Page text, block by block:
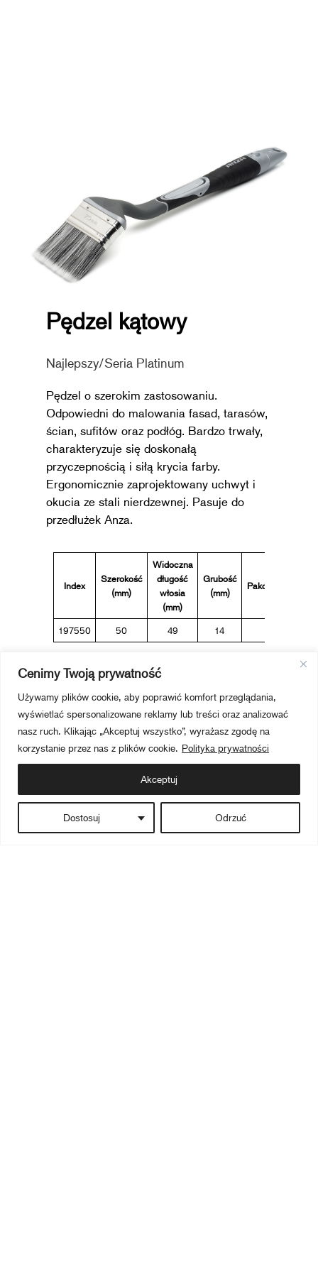
Cenimy Twoją prywatność
Używamy plików cookie, aby poprawić komfort przeglądania,
wyświetlać spersonalizowane reklamy lub treści oraz analizować
nasz ruch. Klikając „Akceptuj wszystko”, wyrażasz zgodę na
korzystanie przez nas z plików cookie. Polityka prywatności
Dostosuj Odrzuć
Akceptuj
Pędzel kątowy
Najlepszy/Seria Platinum
Pędzel o szerokim zastosowaniu.
Odpowiedni do malowania fasad, tarasów,
ścian, sufitów oraz podłóg. Bardzo trwały,
charakteryzuje się doskonałą
przyczepnością i siłą krycia farby.
Ergonomicznie zaprojektowany uchwyt i
okucia ze stali nierdzewnej. Pasuje do
przedłużek Anza.
Index
Szerokość
(mm)
Widoczna
długość
włosia
(mm)
Grubość
(mm)
Pakowanie
197550 50 49 14